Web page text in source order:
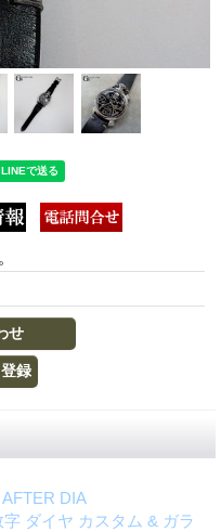
DIA
ダイヤ カスタム & ガラ